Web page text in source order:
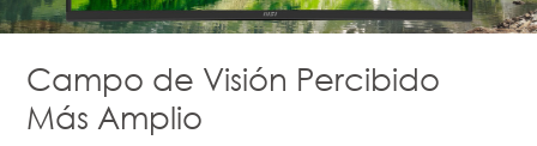
Campo de Visión Percibido
Más Amplio